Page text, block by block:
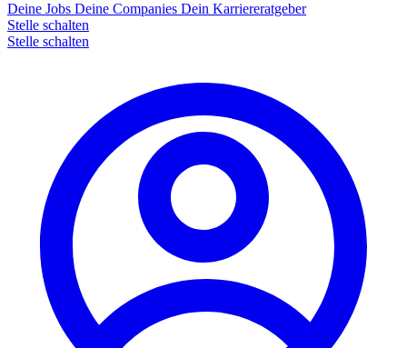
Deine Jobs Deine Companies Dein Karriereratgeber
Stelle schalten
Stelle schalten